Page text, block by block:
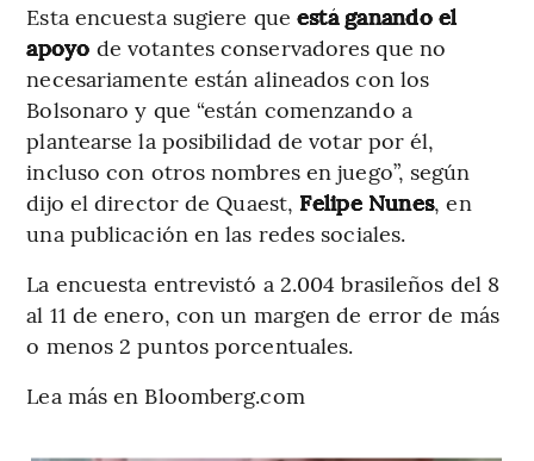
Esta encuesta sugiere que está ganando el
apoyo de votantes conservadores que no
necesariamente están alineados con los
Bolsonaro y que “están comenzando a
plantearse la posibilidad de votar por él,
incluso con otros nombres en juego”, según
dijo el director de Quaest, Felipe Nunes, en
una publicación en las redes sociales.
La encuesta entrevistó a 2.004 brasileños del 8
al 11 de enero, con un margen de error de más
o menos 2 puntos porcentuales.
Lea más en Bloomberg.com